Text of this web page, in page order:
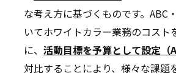
な考え方に基づくものです。ABC
いてホワイトカラー業務のコスト
に、 活動目標を予算として設定（
対比することにより、様々な課題